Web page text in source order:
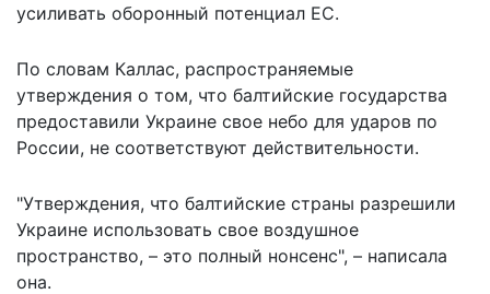
усиливать оборонный потенциал ЕС.
По словам Каллас, распространяемые
утверждения о том, что балтийские государства
предоставили Украине свое небо для ударов по
России, не соответствуют действительности.
"Утверждения, что балтийские страны разрешили
Украине использовать свое воздушное
пространство, – это полный нонсенс", – написала
она.